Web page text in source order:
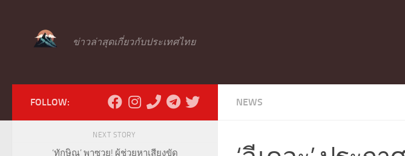
ข่าวล่าสุดเกี่ยวกับประเทศไทย
NEWS
FOLLOW:
NEXT STORY
‘ทักษิณ’ พาซวย! ผู้ช่วยหาเสียงขัด